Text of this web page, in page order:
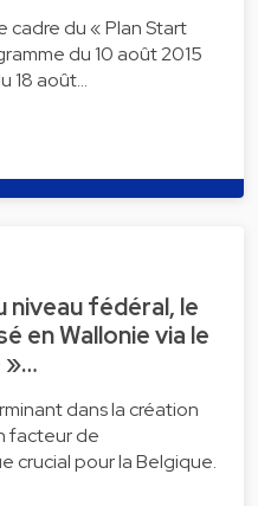
cadre du « Plan Start
du 10 août 2015
18 août…
niveau fédéral, le
en Wallonie via le
»…
dans la création
facteur de
crucial pour la Belgique.